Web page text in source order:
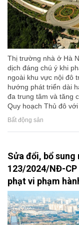
Thị trường nhà ở Hà
dịch đáng chú ý khi
ngoài khu vực nội đô
hướng phát triển dài
đa trung tâm và tăng
Quy hoạch Thủ đô
Bất động sản
Sửa đổi, bổ
123/2024/NĐ-
phạt vi phạm